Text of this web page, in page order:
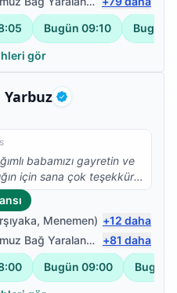
ve güler yüzlü
şuanda da devam
teşekkürlerimi
sizinle olsun.
Bugün 09:10 Bugün
gör
Doğrulanmış
babamızı gayretin ve
için sana çok teşekkür
, Menemen) +12 daha
Bağ Yaralanması ,Protez
+81 daha
Bugün 09:00 Bugün